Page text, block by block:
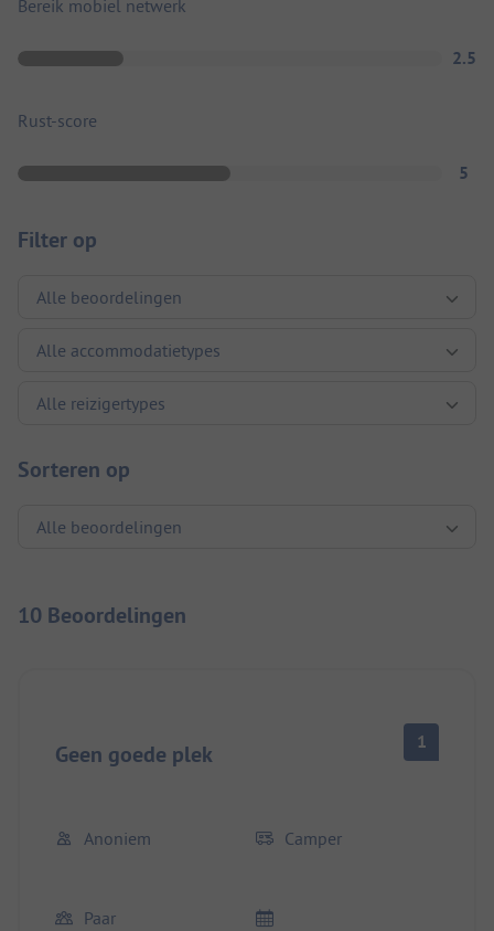
Bereik mobiel netwerk
2.5
Rust-score
5
Filter op
Sorteren op
10 Beoordelingen
Geen goede plek 1
Anoniem Camper
Paar